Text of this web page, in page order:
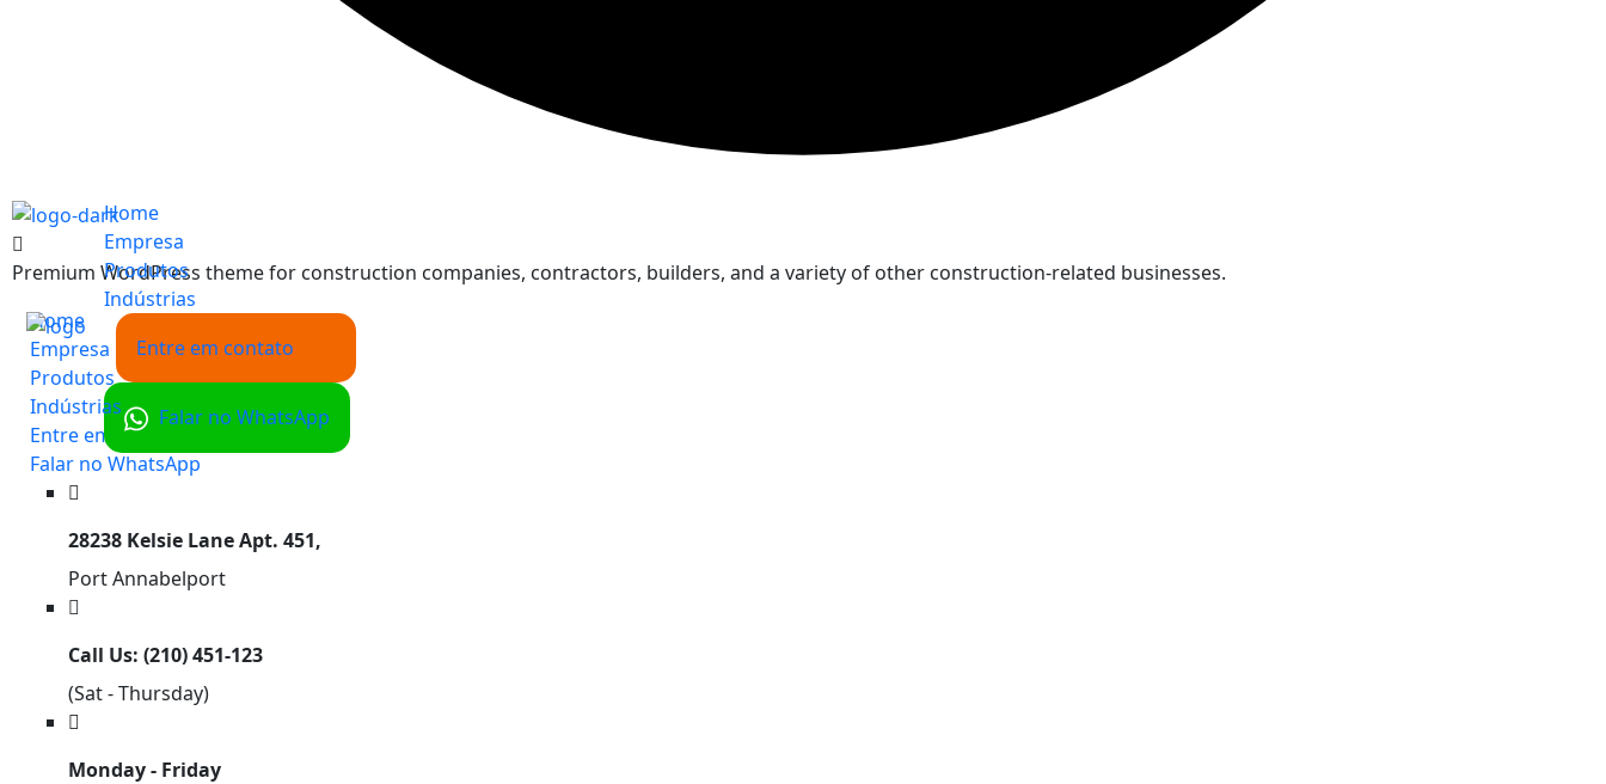
Home
Empresa
Produtos
Indústrias
Entre em contato
Falar no WhatsApp
Premium WordPress theme for construction companies, contractors, builders, and a variety of other construction-related businesses.
Home
Empresa
Produtos
Indústrias
Entre em contato
Falar no WhatsApp
28238 Kelsie Lane Apt. 451,
Port Annabelport
Call Us: (210) 451-123
(Sat - Thursday)
Monday - Friday